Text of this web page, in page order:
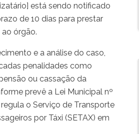
está sendo notificado
de 10 dias para prestar
órgão.
e a análise do caso,
penalidades como
ou cassação da
prevê a Lei Municipal nº
o Serviço de Transporte
por Táxi (SETAX) em